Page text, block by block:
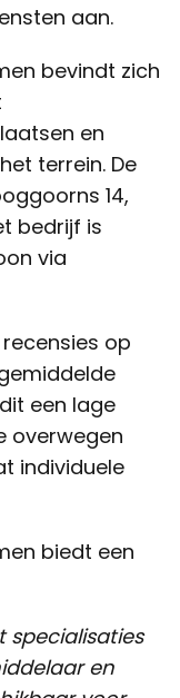
biedt dit
aan.
bevindt zich
en
terrein. De
14,
bedrijf is
via
op
een lage
overwegen
individuele
biedt een
en